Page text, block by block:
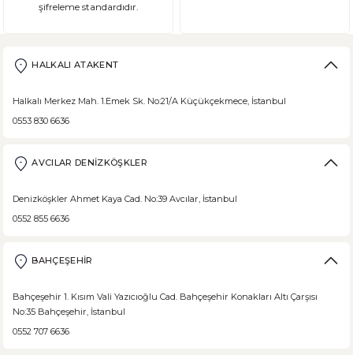
şifreleme standardıdır.
HALKALI ATAKENT
Halkalı Merkez Mah. 1.Emek Sk. No:21/A Küçükçekmece, İstanbul
0553 830 6636
AVCILAR DENİZKÖŞKLER
Denizköşkler Ahmet Kaya Cad. No:39 Avcılar, İstanbul
0552 855 6636
BAHÇEŞEHİR
Bahçeşehir 1. Kısım Vali Yazıcıoğlu Cad. Bahçeşehir Konakları Altı Çarşısı
No:35 Bahçeşehir, İstanbul
0552 707 6636